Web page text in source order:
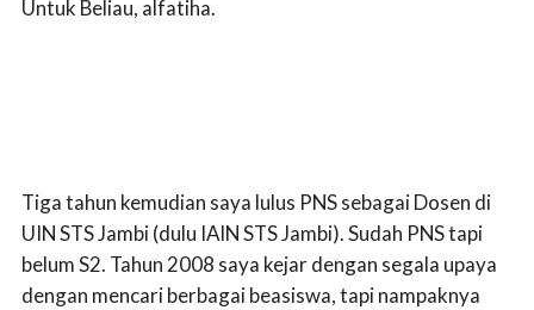
Untuk Beliau, alfatiha.
Tiga tahun kemudian saya lulus PNS sebagai Dosen di
UIN STS Jambi (dulu IAIN STS Jambi). Sudah PNS tapi
belum S2. Tahun 2008 saya kejar dengan segala upaya
dengan mencari berbagai beasiswa, tapi nampaknya